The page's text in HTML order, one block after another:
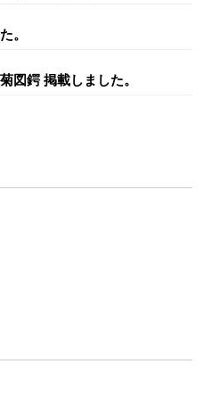
。
図鍔 掲載しました。